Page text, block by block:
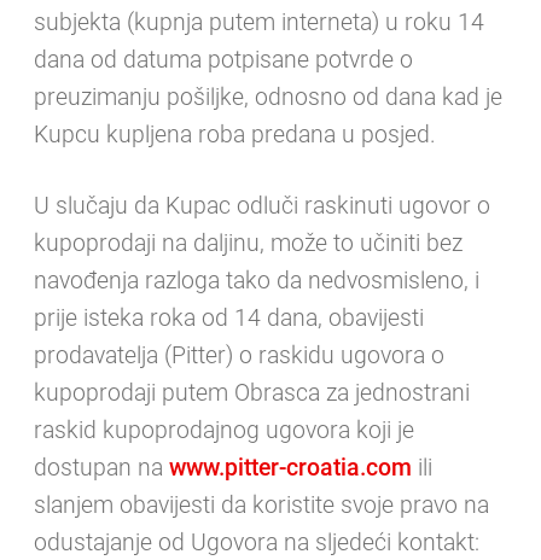
subjekta (kupnja putem interneta) u roku 14
dana od datuma potpisane potvrde o
preuzimanju pošiljke, odnosno od dana kad je
Kupcu kupljena roba predana u posjed.
U slučaju da Kupac odluči raskinuti ugovor o
kupoprodaji na daljinu, može to učiniti bez
navođenja razloga tako da nedvosmisleno, i
prije isteka roka od 14 dana, obavijesti
prodavatelja (Pitter) o raskidu ugovora o
kupoprodaji putem Obrasca za jednostrani
raskid kupoprodajnog ugovora koji je
dostupan nawww.pitter-croatia.com ili
slanjem obavijesti da koristite svoje pravo na
odustajanje od Ugovora na sljedeći kontakt: